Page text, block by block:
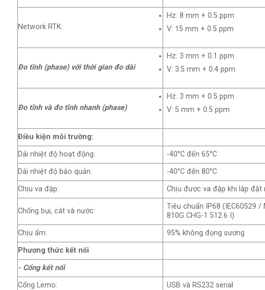
Network RTK:
Hz: 8 mm + 0.5 ppm
V: 15 mm + 0.5 ppm
Đo tĩnh (phase) với thời gian đo dài
Hz: 3 mm + 0.1 ppm
V: 3.5 mm + 0.4 ppm
Đo tĩnh và đo tĩnh nhanh (phase)
Hz: 3 mm + 0.5 ppm
V: 5 mm + 0.5 ppm
Điều kiện môi trường:
Dải nhiệt độ hoạt động:
-40°C đến 65°C
Dải nhiệt độ bảo quản:
-40°C đến 80°C
Chịu va đập:
Chịu được va đập khi lắp
Chống bụi, cát và nước:
Tiêu chuẩn IP68 (IEC60529 /
810G CHG-1 512.6 I)
Chịu ẩm:
95% không đọng sương
Phương thức kết nối
- Cổng kết nối
Cổng Lemo:
USB và RS232 serial